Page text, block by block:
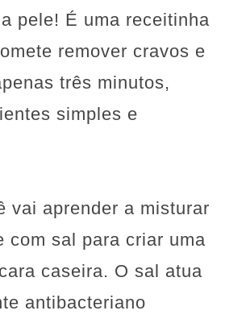
pele! É uma receitinha
remover cravos e
três minutos,
simples e
vai aprender a misturar
com sal para criar uma
caseira. O sal atua
antibacteriano